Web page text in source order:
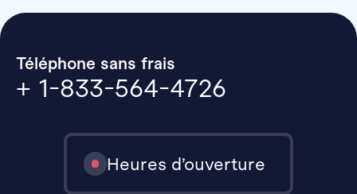
Téléphone sans frais
+ 1-833-564-4726
Heures d’ouverture